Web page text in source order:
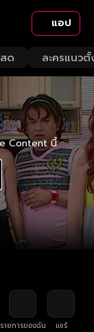
แอป
ด ละครแนวตั้
Content นี้
รายการของฉัน
แชร์